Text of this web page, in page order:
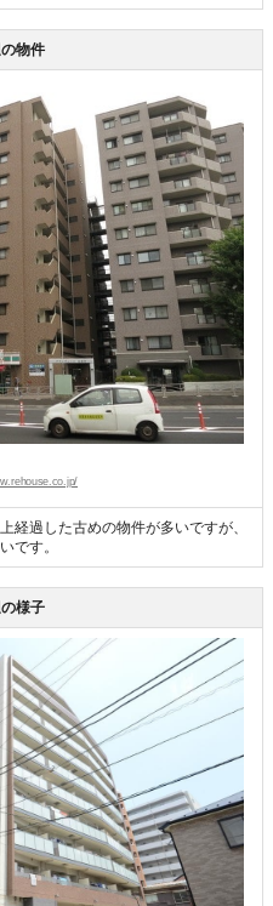
物件
経過した古めの物件が多いですが、
です。
様子